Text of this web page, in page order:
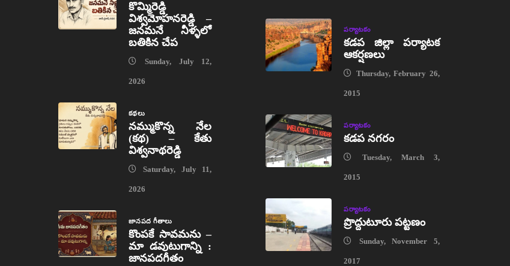
కొమ్మిరెడ్డి
విశ్వమోహనరెడ్డి –
జనమనే నీళ్ళలో
బతికిన చేప
Sunday, July 12,
2026
కథలు
నమ్ముకొన్న నేల
(కథ) – కేతు
విశ్వనాథరెడ్డి
Saturday, July 11,
2026
జానపద గీతాలు
కొంపకే సావమను –
మా డవుటుగాన్ని :
జానపదగీతం
పర్యాటకం
కడప జిల్లా పర్యాటక
ఆకర్షణలు
Thursday, February 26,
2015
పర్యాటకం
కడప నగరం
Tuesday, March 3,
2015
పర్యాటకం
ప్రొద్దుటూరు పట్టణం
Sunday, November 5,
2017